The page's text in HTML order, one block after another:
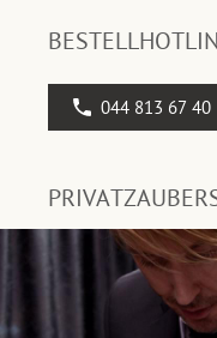
044 813 67 40